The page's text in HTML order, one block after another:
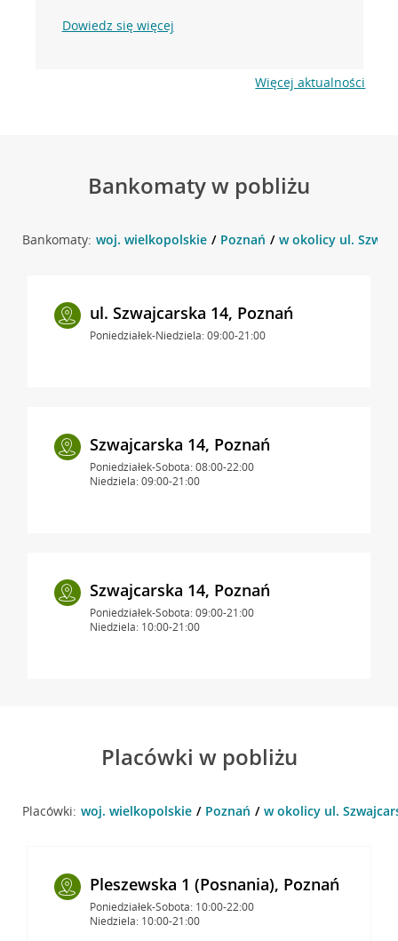
Dowiedz się więcej
Więcej aktualności
Bankomaty w pobliżu
Bankomaty: woj. wielkopolskie Poznań w okolicy ul.
ul. Szwajcarska 14, Poznań
Poniedziałek-Niedziela: 09:00-21:00
Szwajcarska 14, Poznań
Poniedziałek-Sobota: 08:00-22:00
Niedziela: 09:00-21:00
Szwajcarska 14, Poznań
Poniedziałek-Sobota: 09:00-21:00
Niedziela: 10:00-21:00
Placówki w pobliżu
Placówki: woj. wielkopolskie Poznań w okolicy ul.
Pleszewska 1 (Posnania), Poznań
Poniedziałek-Sobota: 10:00-22:00
Niedziela: 10:00-21:00